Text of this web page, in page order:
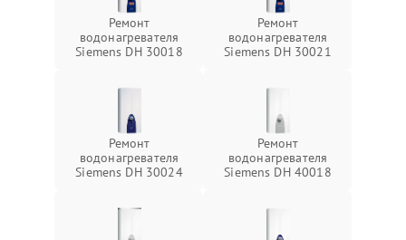
Ремонт
водонагревателя
Siemens DH 30018
Ремонт
водонагревателя
Siemens DH 30021
Ремонт
водонагревателя
Siemens DH 30024
Ремонт
водонагревателя
Siemens DH 40018